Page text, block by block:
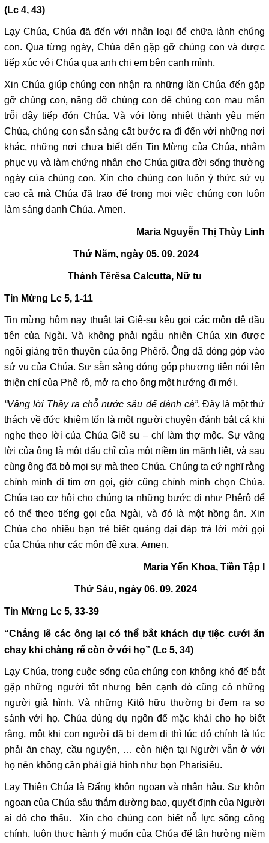
(Lc 4, 43)
Lạy Chúa, Chúa đã đến với nhân loại để chữa lành chúng
con. Qua từng ngày, Chúa đến gặp gỡ chúng con và được
tiếp xúc với Chúa qua anh chị em bên cạnh mình.
Xin Chúa giúp chúng con nhận ra những lần Chúa đến gặp
gỡ chúng con, nâng đỡ chúng con để chúng con mau mắn
trỗi dậy tiếp đón Chúa. Và với lòng nhiệt thành yêu mến
Chúa, chúng con sẵn sàng cất bước ra đi đến với những nơi
khác, những nơi chưa biết đến Tin Mừng của Chúa, nhằm
phục vụ và làm chứng nhân cho Chúa giữa đời sống thường
ngày của chúng con. Xin cho chúng con luôn ý thức sứ vụ
cao cả mà Chúa đã trao để trong mọi việc chúng con luôn
làm sáng danh Chúa. Amen.
Maria Nguyễn Thị Thùy Linh
Thứ Năm, ngày 05. 09. 2024
Thánh Têrêsa Calcutta, Nữ tu
Tin Mừng Lc 5, 1-11
Tin mừng hôm nay thuật lại Giê-su kêu gọi các môn đệ đầu
tiên của Ngài. Và không phải ngẫu nhiên Chúa xin được
ngồi giảng trên thuyền của ông Phêrô. Ông đã đóng góp vào
sứ vụ của Chúa. Sự sẵn sàng đóng góp phương tiện nói lên
thiện chí của Phê-rô, mở ra cho ông một hướng đi mới.
“Vâng lời Thầy ra chỗ nước sâu để đánh cá”. Đây là một thử
thách về đức khiêm tốn là một người chuyên đánh bắt cá khi
nghe theo lời của Chúa Giê-su – chỉ làm thợ mộc. Sự vâng
lời của ông là một dấu chỉ của một niềm tin mãnh liệt, và sau
cùng ông đã bỏ mọi sự mà theo Chúa. Chúng ta cứ nghĩ rằng
chính mình đi tìm ơn gọi, giờ cũng chính mình chọn Chúa.
Chúa tạo cơ hội cho chúng ta những bước đi như Phêrô để
có thể theo tiếng gọi của Ngài, và đó là một hồng ân. Xin
Chúa cho nhiều bạn trẻ biết quảng đại đáp trả lời mời gọi
của Chúa như các môn đệ xưa. Amen.
Maria Yến Khoa, Tiền Tập I
Thứ Sáu, ngày 06. 09. 2024
Tin Mừng Lc 5, 33-39
“Chẳng lẽ các ông lại có thể bắt khách dự tiệc cưới ăn
chay khi chàng rể còn ở với họ” (Lc 5, 34)
Lạy Chúa, trong cuộc sống của chúng con không khó để bắt
gặp những người tốt nhưng bên cạnh đó cũng có những
người giả hình. Và những Kitô hữu thường bị đem ra so
sánh với họ. Chúa dùng dụ ngôn để mặc khải cho họ biết
rằng, một khi con người đã bị đem đi thì lúc đó chính là lúc
phải ăn chay, cầu nguyện, … còn hiện tại Người vẫn ở với
họ nên không cần phải giả hình như bọn Pharisiêu.
Lạy Thiên Chúa là Đấng khôn ngoan và nhân hậu. Sự khôn
ngoan của Chúa sâu thẳm dường bao, quyết định của Người
ai dò cho thấu. Xin cho chúng con biết nỗ lực sống công
chính, luôn thực hành ý muốn của Chúa để tận hưởng niềm